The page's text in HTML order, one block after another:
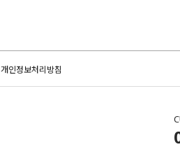
개인정보처리방침